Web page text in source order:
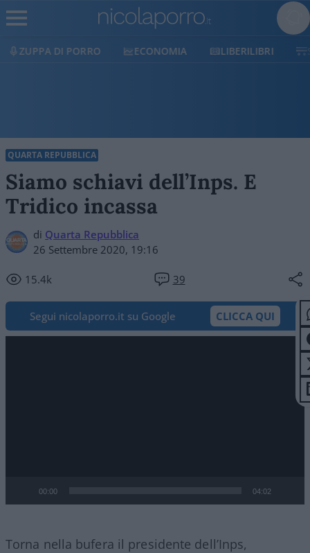
ZUPPA DI PORRO ECONOMIA LIBERILIBRI
QUARTA REPUBBLICA
Siamo schiavi dell’Inps. E
Tridico incassa
di Quarta Repubblica
26 Settembre 2020, 19:16
15.4k 39
Segui nicolaporro.it su Google CLICCA QUI
00:00 04:02
Torna nella bufera il presidente dell’Inps,